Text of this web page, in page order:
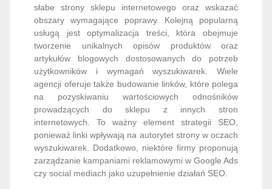
słabe strony sklepu internetowego oraz wskazać
obszary wymagające poprawy. Kolejną popularną
usługą jest optymalizacja treści, która obejmuje
tworzenie unikalnych opisów produktów oraz
artykułów blogowych dostosowanych do potrzeb
użytkowników i wymagań wyszukiwarek. Wiele
agencji oferuje także budowanie linków, które polega
na pozyskiwaniu wartościowych odnośników
prowadzących do sklepu z innych stron
internetowych. To ważny element strategii SEO,
ponieważ linki wpływają na autorytet strony w oczach
wyszukiwarek. Dodatkowo, niektóre firmy proponują
zarządzanie kampaniami reklamowymi w Google Ads
czy social mediach jako uzupełnienie działań SEO.